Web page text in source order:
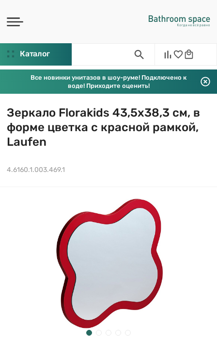
Каталог
Все новинки унитазов в шоу-руме! Подключено к
воде! Приходите оценить!
Зеркало Florakids 43,5х38,3 см, в
форме цветка с красной рамкой,
Laufen
4.6160.1.003.469.1